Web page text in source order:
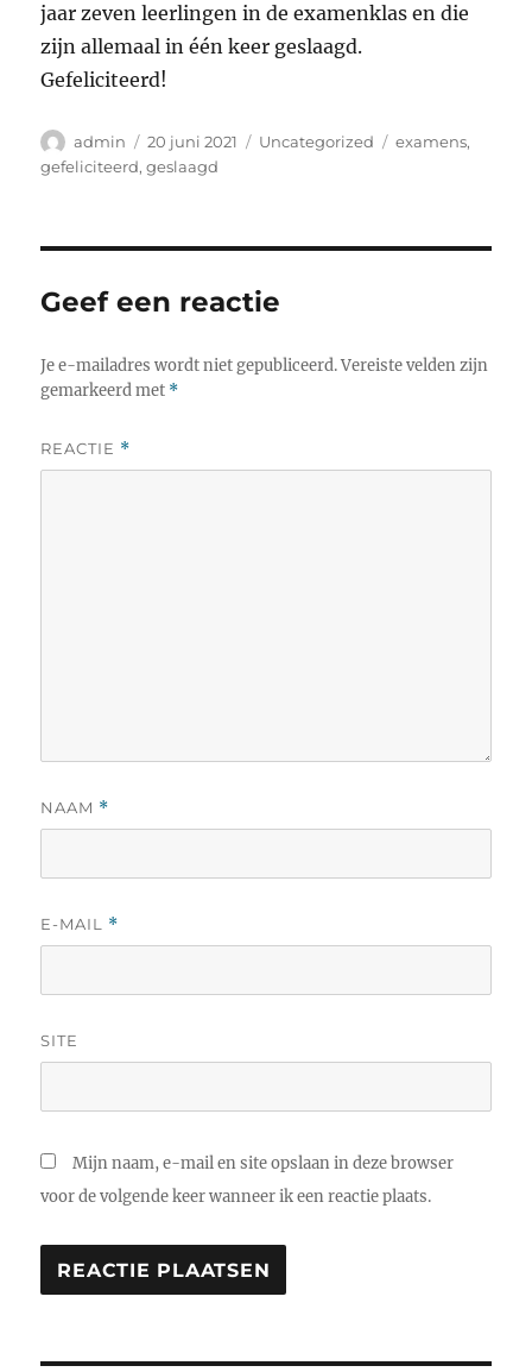
jaar zeven leerlingen in de examenklas en die
zijn allemaal in één keer geslaagd.
Gefeliciteerd!
Auteur
admin
Geplaatst
op
20 juni 2021 Categorieën
Uncategorized Tags
examens,
gefeliciteerd,geslaagd
Geef een reactie
Je e-mailadres wordt niet gepubliceerd. Vereiste velden zijn
gemarkeerd met *
REACTIE *
NAAM *
E-MAIL *
SITE
Mijn naam, e-mail en site opslaan in deze browser
voor de volgende keer wanneer ik een reactie plaats.